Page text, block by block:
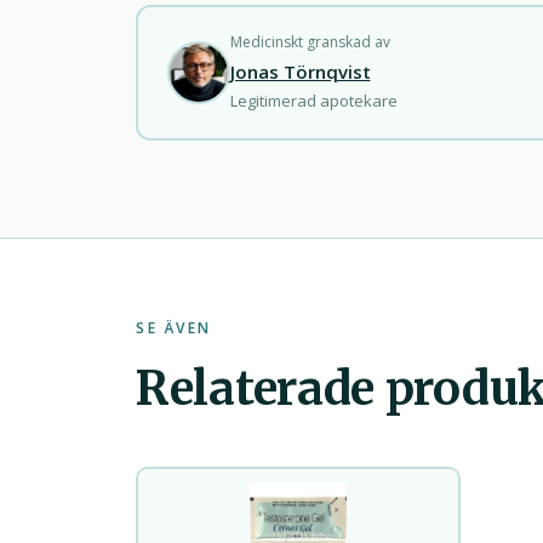
Medicinskt granskad av
Jonas Törnqvist
Legitimerad apotekare
SE ÄVEN
Relaterade